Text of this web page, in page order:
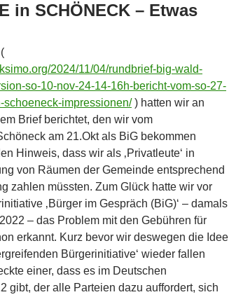
in SCHÖNECK – Etwas
2024/11/04/rundbrief-big-wald-
so-10-nov-24-14-16h-bericht-vom-so-27-
schoeneck-impressionen/) hatten wir an
Brief berichtet, den wir vom
am 21.Okt als BiG bekommen
Hinweis, dass wir als ‚Privatleute‘ in
von Räumen der Gemeinde entsprechend
zahlen müssten. Zum Glück hatte wir vor
‚Bürger im Gespräch (BiG)‘ – damals
– das Problem mit den Gebühren für
erkannt. Kurz bevor wir deswegen die Idee
Bürgerinitiative‘ wieder fallen
einer, dass es im Deutschen
gibt, der alle Parteien dazu auffordert, sich